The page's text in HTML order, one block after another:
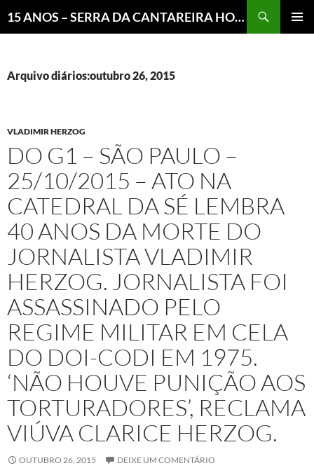
15 ANOS – SERRA DA CANTAREIRA HOJE E COTIDIANO DO BRASIL E DO MUNDO
Arquivo diários:outubro 26, 2015
VLADIMIR HERZOG
DO G1 – SÃO PAULO –
25/10/2015 – ATO NA
CATEDRAL DA SÉ LEMBRA
40 ANOS DA MORTE DO
JORNALISTA VLADIMIR
HERZOG. JORNALISTA FOI
ASSASSINADO PELO
REGIME MILITAR EM CELA
DO DOI-CODI EM 1975.
‘NÃO HOUVE PUNIÇÃO AOS
TORTURADORES’, RECLAMA
VIÚVA CLARICE HERZOG.
OUTUBRO 26, 2015 DEIXE UM COMENTÁRIO